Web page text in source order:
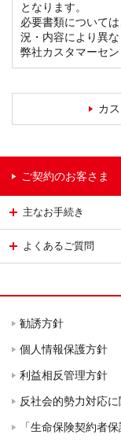
となります。
必要書類について
況・内容により異な
弊社カスタマーセ
カ
ご契約のお客さま
主なお手続き
よくあるご質問
勧誘方針
個人情報保護方針
利益相反管理方針
反社会的勢力対応
「生命保険契約者